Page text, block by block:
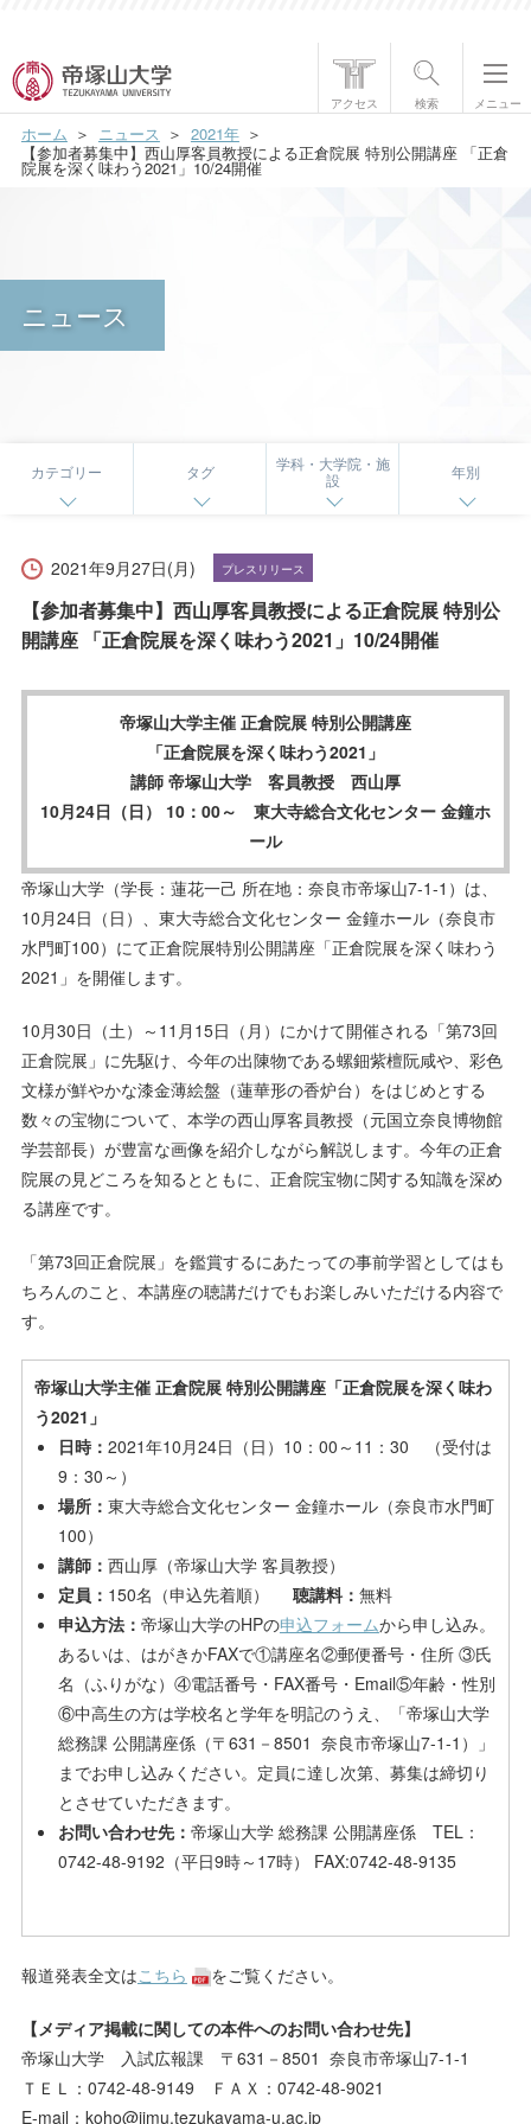
アクセス 検索 メニュー
帝塚山大学について
学部・大学院
研究・社会貢献
保護者の方へ 卒業生の方へ
English 資料請求 お問い合わせ
ホーム ニュース
2021年
【参加者募集中】西山厚客員教授による正倉院展 特別公開講座 「正倉
院展を深く味わう2021」10/24開催
ニュース
カテゴリー タグ
学科・大学院・施
設
年別
2021年9月27日(月) プレスリリース
【参加者募集中】西山厚客員教授による正倉院展 特別公
開講座 「正倉院展を深く味わう2021」10/24開催
帝塚山大学主催 正倉院展 特別公開講座
「正倉院展を深く味わう2021」
講師 帝塚山大学 客員教授 西山厚
10月24日（日） 10：00～ 東大寺総合文化センター 金鐘ホ
ール
帝塚山大学（学長：蓮花一己 所在地：奈良市帝塚山7-1-1）は、
10月24日（日）、東大寺総合文化センター 金鐘ホール（奈良市
水門町100）にて正倉院展特別公開講座「正倉院展を深く味わう
2021」を開催します。
10月30日（土）～11月15日（月）にかけて開催される「第73回
正倉院展」に先駆け、今年の出陳物である螺鈿紫檀阮咸や、彩色
文様が鮮やかな漆金薄絵盤（蓮華形の香炉台）をはじめとする
数々の宝物について、本学の西山厚客員教授（元国立奈良博物館
学芸部長）が豊富な画像を紹介しながら解説します。今年の正倉
院展の見どころを知るとともに、正倉院宝物に関する知識を深め
る講座です。
「第73回正倉院展」を鑑賞するにあたっての事前学習としてはも
ちろんのこと、本講座の聴講だけでもお楽しみいただける内容で
す。
帝塚山大学主催 正倉院展 特別公開講座「正倉院展を深く味わ
う2021」
日時： 2021年10月24日（日）10：00～11：30 （受付は
9：30～）
場所： 東大寺総合文化センター 金鐘ホール（奈良市水門町
100）
講師： 西山厚（帝塚山大学 客員教授）
定員： 150名（申込先着順） 聴講料： 無料
申込方法： 帝塚山大学のHPの申込フォームから申し込み。
あるいは、はがきかFAXで①講座名②郵便番号・住所 ③氏
名（ふりがな）④電話番号・FAX番号・Email⑤年齢・性別
⑥中高生の方は学校名と学年を明記のうえ、「帝塚山大学
総務課 公開講座係（〒631－8501 奈良市帝塚山7-1-1）」
までお申し込みください。定員に達し次第、募集は締切り
とさせていただきます。
お問い合わせ先： 帝塚山大学 総務課 公開講座係 TEL：
0742-48-9192（平日9時～17時） FAX:0742-48-9135
報道発表全文はこちら をご覧ください。
【メディア掲載に関しての本件へのお問い合わせ先】
帝塚山大学 入試広報課 〒631－8501 奈良市帝塚山7-1-1
ＴＥＬ：0742-48-9149 ＦＡＸ：0742-48-9021
E-mail：koho@jimu.tezukayama-u.ac.jp